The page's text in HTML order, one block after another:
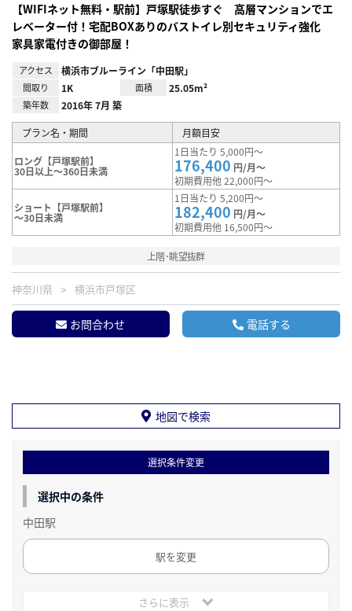
【WIFIネット無料・駅前】戸塚駅徒歩すぐ 高層マンションでエ
レベーター付！宅配BOXありのバストイレ別セキュリティ強化
家具家電付きの御部屋！
アクセス 横浜市ブルーライン「中田駅」
間取り 1K 面積 25.05m²
築年数 2016年 7月 築
プラン名・期間 月額目安
ロング【戸塚駅前】
30日以上～360日未満
1日当たり 5,000円～
176,400 円/月～
初期費用他 22,000円～
ショート【戸塚駅前】
～30日未満
1日当たり 5,200円～
182,400 円/月～
初期費用他 16,500円～
上階･眺望抜群
神奈川県 横浜市戸塚区
お問合わせ 電話する
地図で検索
選択条件変更
選択中の条件
中田駅
駅を変更
さらに表示